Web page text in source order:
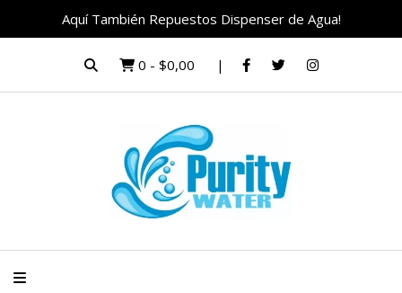
Aquí También Repuestos Dispenser de Agua!
0 - $0,00